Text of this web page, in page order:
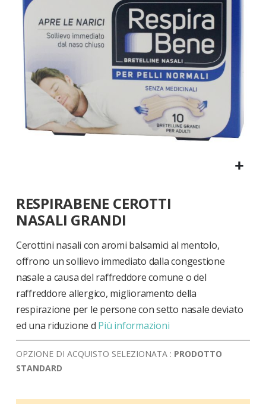
immagini
all'inizio
della
galleria
di
immagini
RESPIRABENE CEROTTI
NASALI GRANDI
Cerottini nasali con aromi balsamici al mentolo,
offrono un sollievo immediato dalla congestione
nasale a causa del raffreddore comune o del
raffreddore allergico, miglioramento della
respirazione per le persone con setto nasale deviato
ed una riduzione d Più informazioni
OPZIONE DI ACQUISTO SELEZIONATA : PRODOTTO
STANDARD